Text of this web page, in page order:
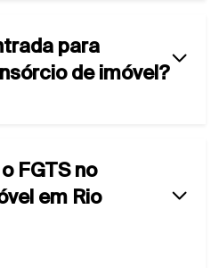
para
de imóvel?
FGTS no
em Rio